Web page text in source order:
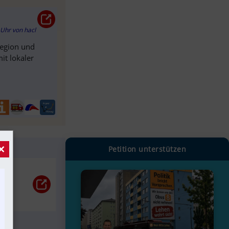
vonhacl
und
lokaler
Petition unterstützen